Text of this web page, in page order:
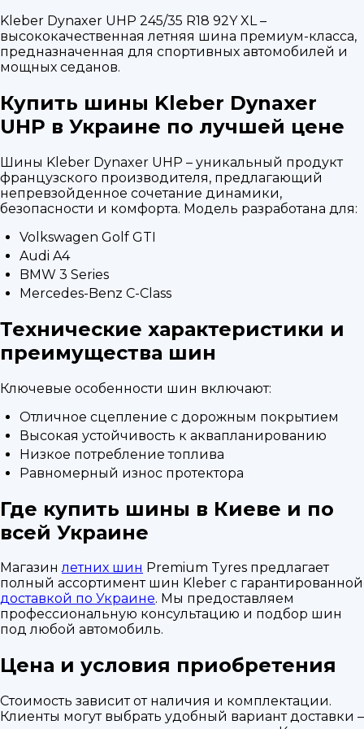
Kleber Dynaxer UHP 245/35 R18 92Y XL –
высококачественная летняя шина премиум-класса,
предназначенная для спортивных автомобилей и
мощных седанов.
Купить шины Kleber Dynaxer
UHP в Украине по лучшей цене
Шины Kleber Dynaxer UHP – уникальный продукт
французского производителя, предлагающий
непревзойденное сочетание динамики,
безопасности и комфорта. Модель разработана для:
Volkswagen Golf GTI
Audi A4
BMW 3 Series
Mercedes-Benz C-Class
Технические характеристики и
преимущества шин
Ключевые особенности шин включают:
Отличное сцепление с дорожным покрытием
Высокая устойчивость к аквапланированию
Низкое потребление топлива
Равномерный износ протектора
Где купить шины в Киеве и по
всей Украине
Магазинлетних шин Premium Tyres предлагает
полный ассортимент шин Kleber с гарантированной
доставкой по Украине. Мы предоставляем
профессиональную консультацию и подбор шин
под любой автомобиль.
Цена и условия приобретения
Стоимость зависит от наличия и комплектации.
Клиенты могут выбрать удобный вариант доставки –